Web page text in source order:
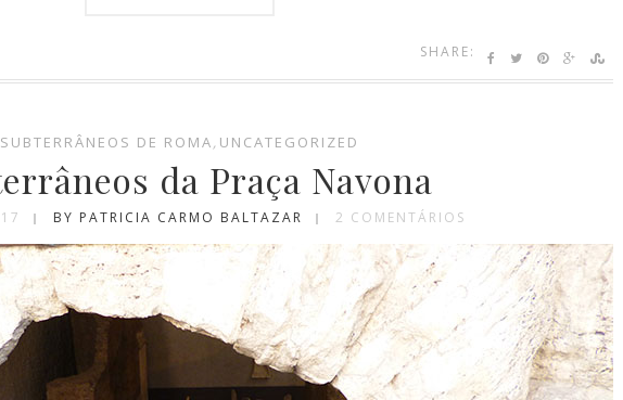
SHARE:
SUBTERRÂNEOS DE ROMA UNCATEGORIZED
da Praça Navona
BY PATRICIA CARMO BALTAZAR 2 COMENTÁRIOS